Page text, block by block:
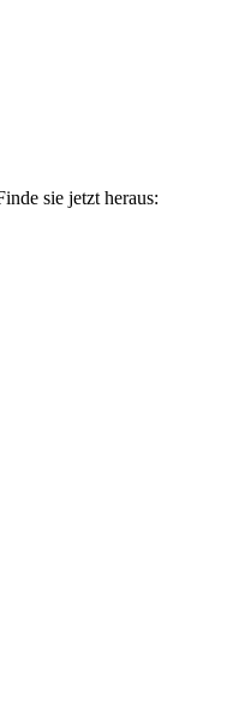
sie jetzt heraus: